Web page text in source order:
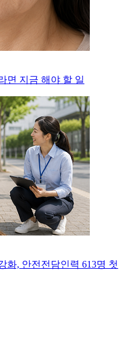
면 지금 해야 할 일
화, 안전전담인력 613명 첫